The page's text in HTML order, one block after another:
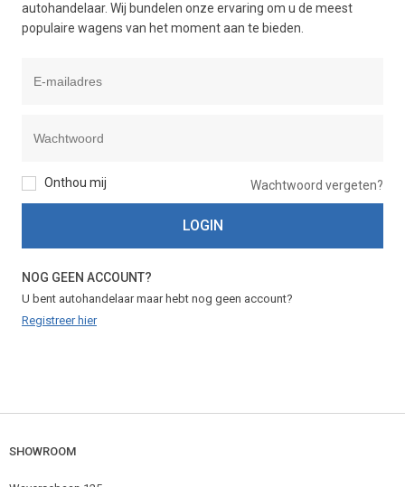
autohandelaar. Wij bundelen onze ervaring om u de meest
populaire wagens van het moment aan te bieden.
Wachtwoord vergeten?
Onthou mij
LOGIN
NOG GEEN ACCOUNT?
U bent autohandelaar maar hebt nog geen account?
Registreer hier
SHOWROOM